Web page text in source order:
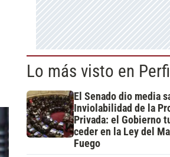
Lo más visto en
El Senado dio media
Inviolabilidad de la
Privada: el Gobierno
ceder en la Ley del
Fuego